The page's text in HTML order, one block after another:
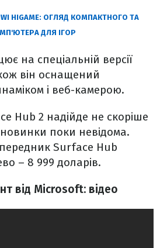
HIGAME: ОГЛЯД КОМПАКТНОГО ТА
ДЛЯ ІГОР
на спеціальній версії
він оснащений
і веб-камерою.
Hub 2 надійде не скоріше
поки невідома.
Surface Hub
– 8 999 доларів.
від Microsoft: відео